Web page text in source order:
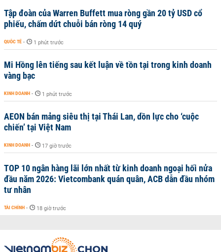
Tập đoàn của Warren Buffett mua ròng gần 20 tỷ USD cổ
phiếu, chấm dứt chuỗi bán ròng 14 quý
QUỐC TẾ - 1 phút trước
Mi Hồng lên tiếng sau kết luận về tồn tại trong kinh doanh
vàng bạc
KINH DOANH - 1 phút trước
AEON bán mảng siêu thị tại Thái Lan, dồn lực cho ‘cuộc
chiến’ tại Việt Nam
KINH DOANH - 17 giờ trước
TOP 10 ngân hàng lãi lớn nhất từ kinh doanh ngoại hối nửa
đầu năm 2026: Vietcombank quán quân, ACB dẫn đầu nhóm
tư nhân
TÀI CHÍNH - 18 giờ trước